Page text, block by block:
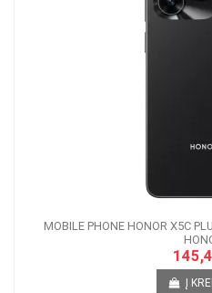
MOBILE PHONE HONOR X5C
Į